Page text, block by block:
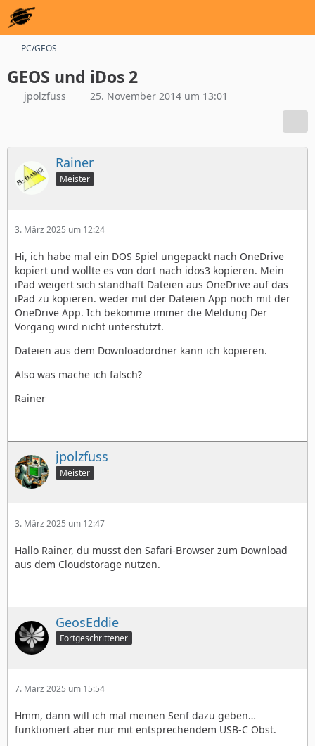
PC/GEOS
GEOS und iDos 2
jpolzfuss 25. November 2014 um 13:01
Rainer
Meister
3. März 2025 um 12:24
Hi, ich habe mal ein DOS Spiel ungepackt nach OneDrive
kopiert und wollte es von dort nach idos3 kopieren. Mein
iPad weigert sich standhaft Dateien aus OneDrive auf das
iPad zu kopieren. weder mit der Dateien App noch mit der
OneDrive App. Ich bekomme immer die Meldung Der
Vorgang wird nicht unterstützt.
Dateien aus dem Downloadordner kann ich kopieren.
Also was mache ich falsch?
Rainer
jpolzfuss
Meister
3. März 2025 um 12:47
Hallo Rainer, du musst den Safari-Browser zum Download
aus dem Cloudstorage nutzen.
GeosEddie
Fortgeschrittener
7. März 2025 um 15:54
Hmm, dann will ich mal meinen Senf dazu geben…
funktioniert aber nur mit entsprechendem USB-C Obst.